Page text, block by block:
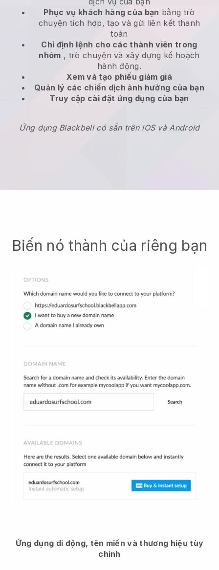
Phục vụ khách hàng của bạn bằng trò
chuyện tích hợp, tạo và gửi liên kết thanh
toán
Chỉ định lệnh cho các thành viên trong
nhóm , trò chuyện và xây dựng kế hoạch
hành động.
Xem và tạo phiếu giảm giá
Quản lý các chiến dịch ảnh hưởng của bạn
Truy cập cài đặt ứng dụng của bạn
Ứng dụng Blackbell có sẵn trên iOS và Android
Biến nó thành của riêng bạn
Ứng dụng di động, tên miền và thương hiệu tùy
chỉnh